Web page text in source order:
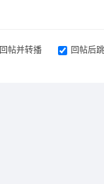
回帖并转播 回帖后